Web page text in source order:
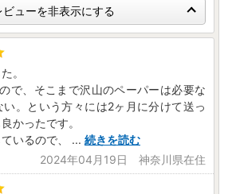
る場合がございます。
いた場合は、配送業者までご連絡くだ
品期限、返品時の送料負担
破損および発送ミスがありました場合
打合せさせていただきます。
ビューを非表示にする
。
で、そこまで沢山のペーパーは必要な
。という方々には2ヶ月に分けて送っ
かったです。
いるので、
... 続きを読む
2024年04月19日 神奈川県在住